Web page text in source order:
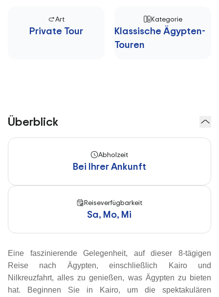
Art
Private Tour
Kategorie
Klassische Ägypten-
Touren
Überblick
Abholzeit
Bei Ihrer Ankunft
Reiseverfügbarkeit
Sa, Mo, Mi
Eine faszinierende Gelegenheit, auf dieser 8-tägigen
Reise nach Ägypten, einschließlich Kairo und
Nilkreuzfahrt, alles zu genießen, was Ägypten zu bieten
hat. Beginnen Sie in Kairo, um die spektakulären